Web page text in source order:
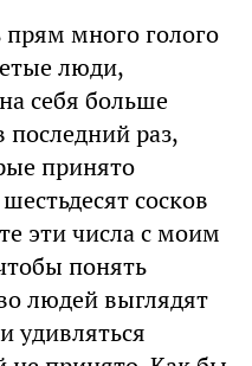
прям много голого
люди,
себя больше
раз,
принято
сосков
эти числа с моим
понять
людей выглядят
удивляться